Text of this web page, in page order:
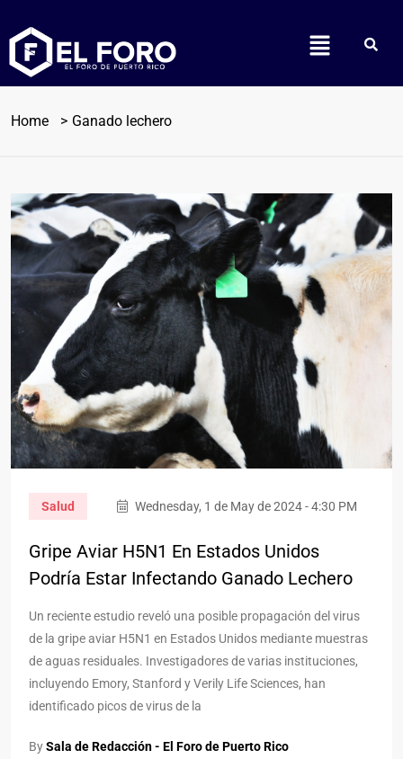
Home Ganado lechero
Salud Wednesday, 1 de May de 2024 - 4:30 PM
Gripe Aviar H5N1 En Estados Unidos
Podría Estar Infectando Ganado Lechero
Un reciente estudio reveló una posible propagación del virus
de la gripe aviar H5N1 en Estados Unidos mediante muestras
de aguas residuales. Investigadores de varias instituciones,
incluyendo Emory, Stanford y Verily Life Sciences, han
identificado picos de virus de la
BySala de Redacción - El Foro de Puerto Rico